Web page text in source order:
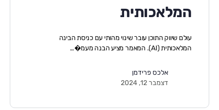
המלאכותית
עולם שיווק התוכן עובר שינוי מהותי עם כניסת הבינה
המלאכותית (AI). המאמר מציע הבנה מעמ�…
אלכס פרידמן
דצמבר 12, 2024